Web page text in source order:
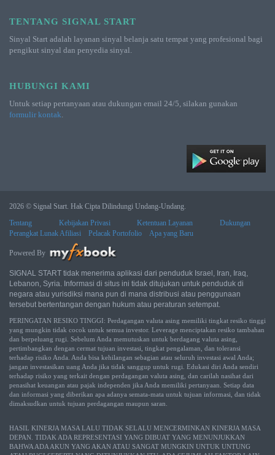
TENTANG SIGNAL START
Sinyal Start adalah layanan sinyal belanja satu tempat yang profesional bagi
pengikut sinyal dan penyedia sinyal.
HUBUNGI KAMI
Untuk setiap pertanyaan atau dukungan email 24/5, silakan gunakan
formulir kontak.
2026 © Signal Start. Hak Cipta Dilindungi Undang-Undang.
Tentang
Kebijakan Privasi Ketentuan Layanan
Dukungan
Perangkat Lunak Afiliasi
Pelacak Portofolio Apa yang Baru
Powered By
SIGNAL START tidak menerima aplikasi dari penduduk Israel, Iran, Iraq,
Lebanon, Syria. Informasi di situs ini tidak ditujukan untuk penduduk di
negara atau yurisdiksi mana pun di mana distribusi atau penggunaan
tersebut bertentangan dengan hukum atau peraturan setempat.
PERINGATAN RESIKO TINGGI: Perdagangan valuta asing memiliki tingkat resiko tinggi
yang mungkin tidak cocok untuk semua investor. Leverage menciptakan resiko tambahan
dan berpeluang rugi. Sebelum Anda memutuskan untuk berdagang valuta asing,
pertimbangkan dengan cermat tujuan investasi, tingkat pengalaman, dan toleransi
terhadap risiko Anda. Anda bisa kehilangan sebagian atau seluruh investasi awal Anda;
jangan investasikan uang Anda jika tidak sanggup untuk rugi. Edukasi diri Anda sendiri
terhadap risiko yang terkait dengan perdagangan valuta asing, dan carilah nasihat dari
penasihat keuangan atau pajak independen jika Anda memiliki pertanyaan. Setiap data
dan informasi yang diberikan apa adanya semata-mata untuk tujuan informasi, dan tidak
dimaksudkan untuk tujuan perdagangan maupun saran.
HASIL KINERJA MASA LALU TIDAK SELALU MENCERMINKAN KINERJA MASA
DEPAN. TIDAK ADA REPRESENTASI YANG DIBUAT YANG MENUNJUKKAN
BAHWA ADA AKUN YANG AKAN ATAU SANGAT MUNGKIN UNTUK UNTUNG